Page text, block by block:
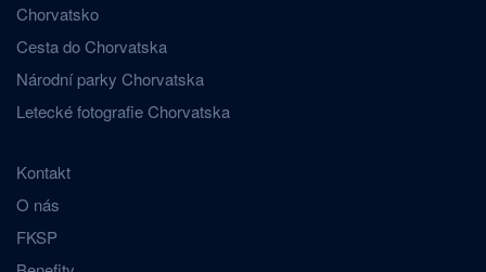
Chorvatsko
Cesta do Chorvatska
Národní parky Chorvatska
Letecké fotografie Chorvatska
Kontakt
O nás
FKSP